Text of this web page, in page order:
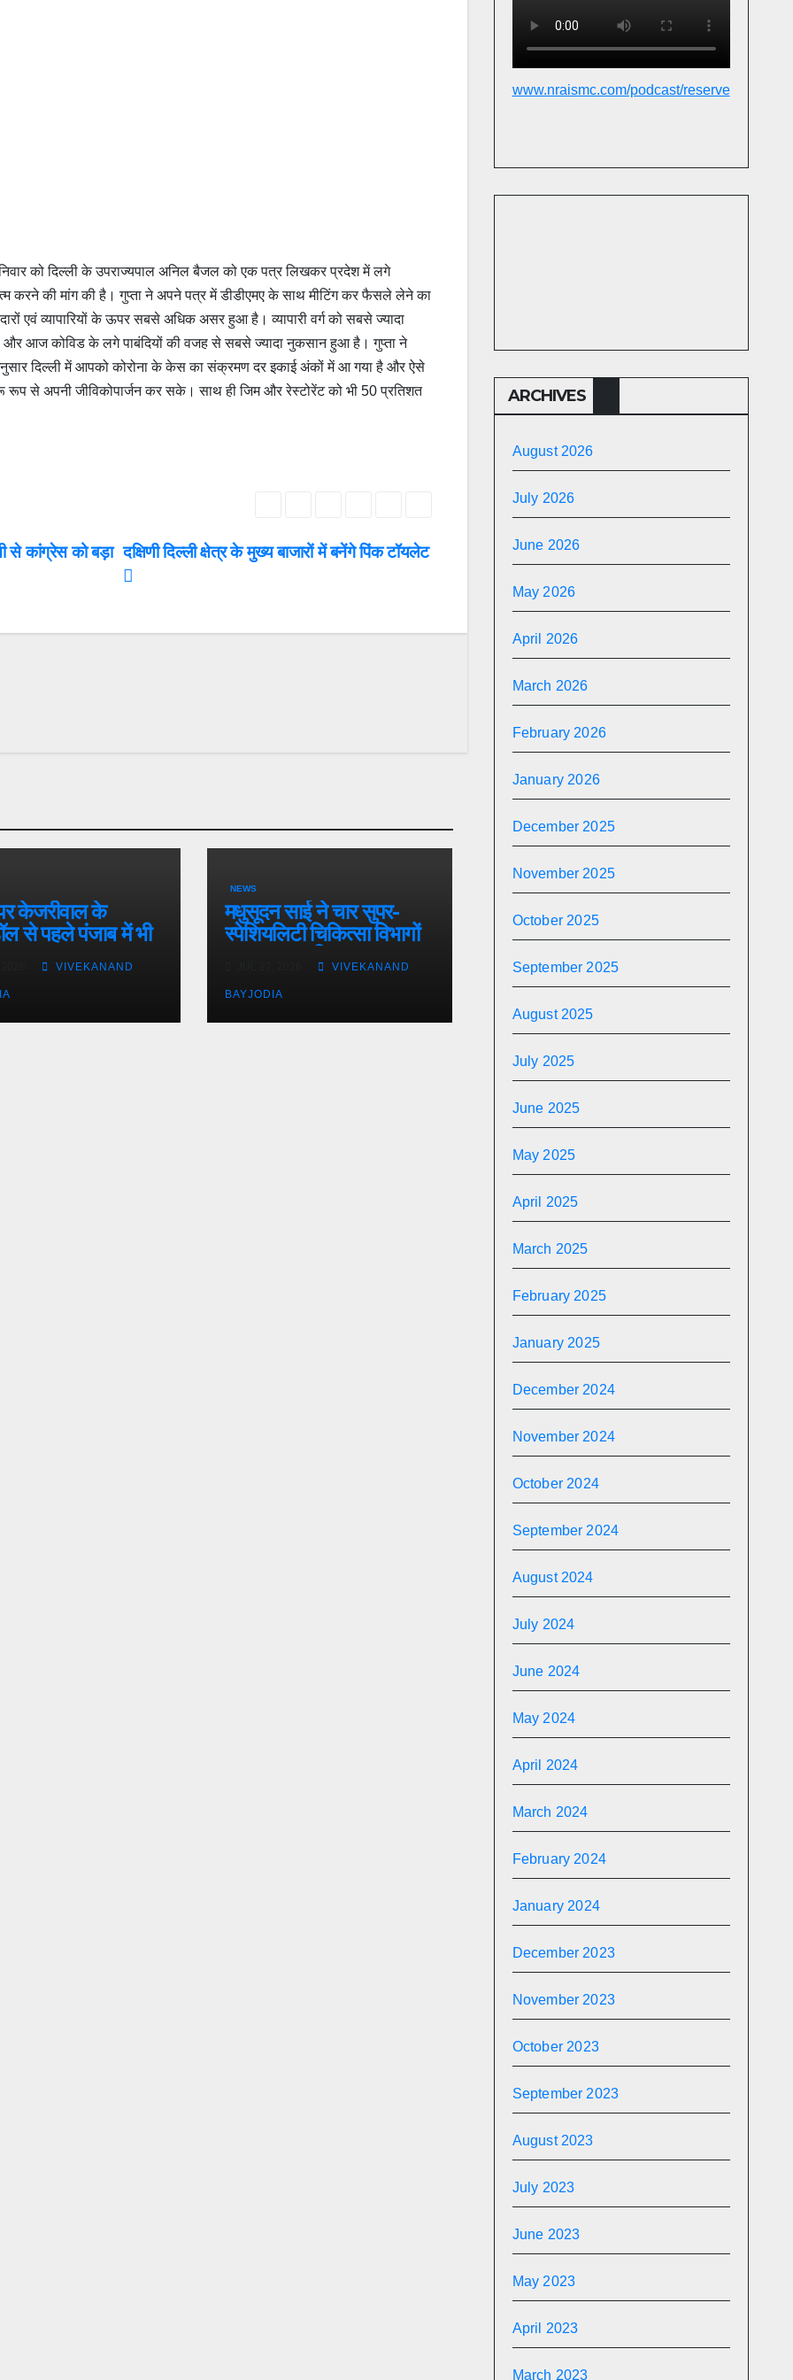
को दिल्ली के उपराज्यपाल अनिल बैजल को एक पत्र लिखकर प्रदेश में लगे
करने की मांग की है। गुप्ता ने अपने पत्र में डीडीएमए के साथ मीटिंग कर फैसले लेने का
एवं व्यापारियों के ऊपर सबसे अधिक असर हुआ है। व्यापारी वर्ग को सबसे ज्यादा
और आज कोविड के लगे पाबंदियों की वजह से सबसे ज्यादा नुकसान हुआ है। गुप्ता ने
दिल्ली में आपको कोरोना के केस का संक्रमण दर इकाई अंकों में आ गया है और ऐसे
रूप से अपनी जीविकोपार्जन कर सके। साथ ही जिम और रेस्टोरेंट को भी 50 प्रतिशत
दक्षिणी दिल्ली क्षेत्र के मुख्य बाजारों में बनेंगे पिंक टॉयलेट
से कांग्रेस को बड़ा
केजरीवाल के
से पहले पंजाब में भी
VIVEKANAND
NEWS
मधुसूदन साई ने चार सुपर-
स्पेशियलिटी चिकित्सा विभागों
का उद्घाटन कियाVIVEKANAND
BAYJODIA
www.nraismc.com/podcast/reserve
ARCHIVES
August 2026
July 2026
June 2026
May 2026
April 2026
March 2026
February 2026
January 2026
December 2025
November 2025
October 2025
September 2025
August 2025
July 2025
June 2025
May 2025
April 2025
March 2025
February 2025
January 2025
December 2024
November 2024
October 2024
September 2024
August 2024
July 2024
June 2024
May 2024
April 2024
March 2024
February 2024
January 2024
December 2023
November 2023
October 2023
September 2023
August 2023
July 2023
June 2023
May 2023
April 2023
March 2023